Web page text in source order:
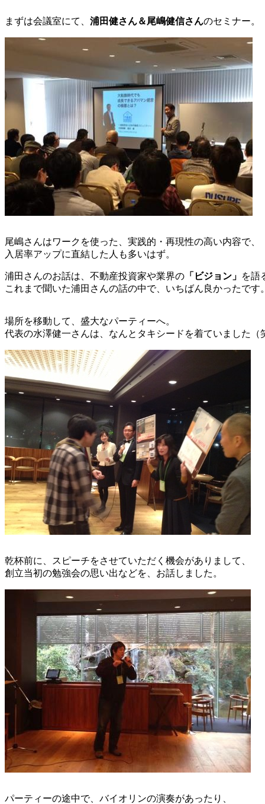
まずは会議室にて、 浦田健さん＆尾嶋健信さんのセミナー。
尾嶋さんはワークを使った、実践的・再現性の高い内容で、
入居率アップに直結した人も多いはず。
浦田さんのお話は、不動産投資家や業界の 「ビジョン」 を語
これまで聞いた浦田さんの話の中で、いちばん良かったです。
場所を移動して、盛大なパーティーへ。
代表の水澤健一さんは、なんとタキシードを着ていました（
乾杯前に、スピーチをさせていただく機会がありまして、
創立当初の勉強会の思い出などを、お話しました。
パーティーの途中で、バイオリンの演奏があったり、